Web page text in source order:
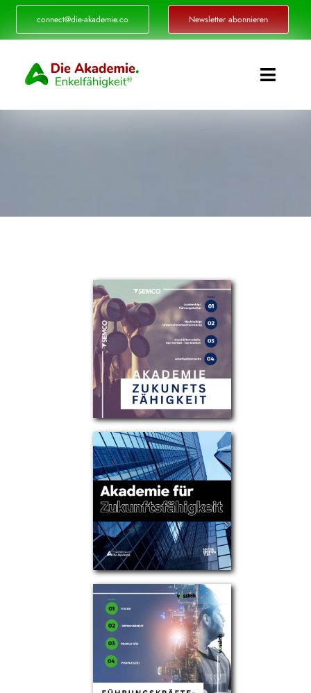
Zum
Inhalt
connect@die-akademie.co Newsletter abonnieren
Toggle
Standorte
Partner
Über uns